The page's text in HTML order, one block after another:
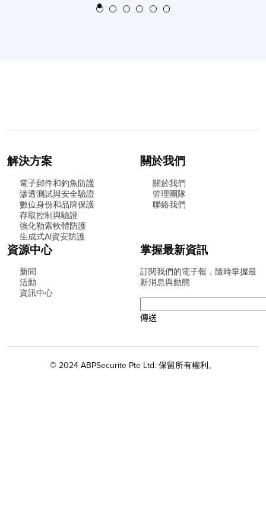
解決方案
電子郵件和釣魚防護
滲透測試與安全驗證
數位身份和品牌保護
存取控制與驗證
強化勒索軟體防護
生成式AI資安防護
關於我們
關於我們
管理團隊
聯絡我們
資源中心
新聞
活動
資訊中心
掌握最新資訊
訂閱我們的電子報，隨時掌握最
新消息與動態
© 2024 ABPSecurite Pte Ltd. 保留所有權利。